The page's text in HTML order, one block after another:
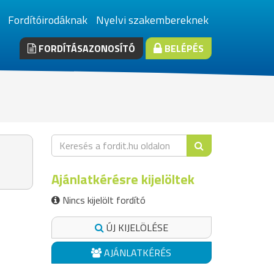
Fordítóirodáknak Nyelvi szakembereknek
FORDÍTÁSAZONOSÍTÓ BELÉPÉS
Ajánlatkérésre kijelöltek
Nincs kijelölt fordító
ÚJ KIJELÖLÉSE
AJÁNLATKÉRÉS